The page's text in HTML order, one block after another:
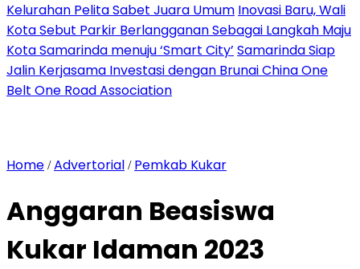
Kelurahan Pelita Sabet Juara Umum Inovasi Baru, Wali
Kota Sebut Parkir Berlangganan Sebagai Langkah Maju
Kota Samarinda menuju ‘Smart City’ Samarinda Siap
Jalin Kerjasama Investasi dengan Brunai China One
Belt One Road Association
Home /Advertorial / Pemkab Kukar
Anggaran Beasiswa
Kukar Idaman 2023